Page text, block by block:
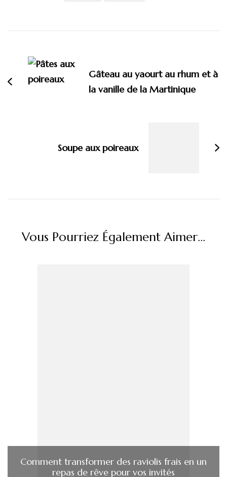
d'article
Gâteau au yaourt au rhum et à
la vanille de la Martinique
Soupe aux poireaux
Vous Pourriez Également Aimer...
Comment transformer des raviolis frais en un
repas de rêve pour vos invités